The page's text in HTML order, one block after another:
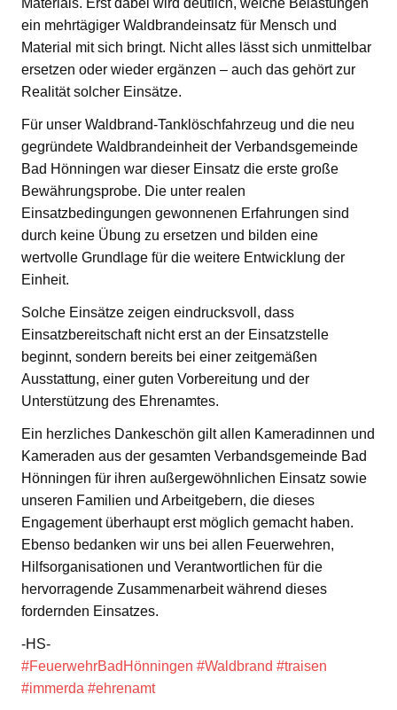
ein mehrtägiger Waldbrandeinsatz für Mensch und
Material mit sich bringt. Nicht alles lässt sich unmittelbar
ersetzen oder wieder ergänzen – auch das gehört zur
Realität solcher Einsätze.
Für unser Waldbrand-Tanklöschfahrzeug und die neu
gegründete Waldbrandeinheit der Verbandsgemeinde
Bad Hönningen war dieser Einsatz die erste große
Bewährungsprobe. Die unter realen
Einsatzbedingungen gewonnenen Erfahrungen sind
durch keine Übung zu ersetzen und bilden eine
wertvolle Grundlage für die weitere Entwicklung der
Einheit.
Solche Einsätze zeigen eindrucksvoll, dass
Einsatzbereitschaft nicht erst an der Einsatzstelle
beginnt, sondern bereits bei einer zeitgemäßen
Ausstattung, einer guten Vorbereitung und der
Unterstützung des Ehrenamtes.
Ein herzliches Dankeschön gilt allen Kameradinnen und
Kameraden aus der gesamten Verbandsgemeinde Bad
Hönningen für ihren außergewöhnlichen Einsatz sowie
unseren Familien und Arbeitgebern, die dieses
Engagement überhaupt erst möglich gemacht haben.
Ebenso bedanken wir uns bei allen Feuerwehren,
Hilfsorganisationen und Verantwortlichen für die
hervorragende Zusammenarbeit während dieses
fordernden Einsatzes.
-HS-
#FeuerwehrBadHönningen #Waldbrand #traisen
#immerda #ehrenamt